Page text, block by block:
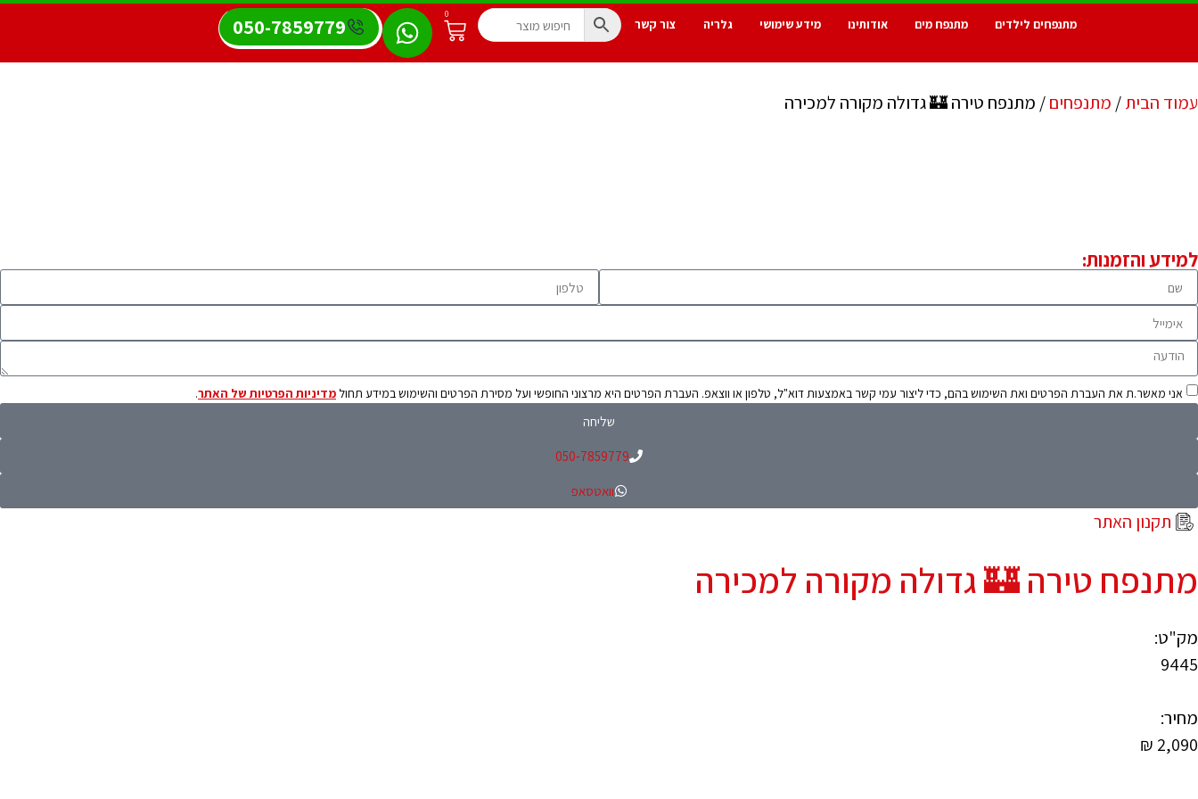
מתנפחים לילדים מתנפח מים אודותינו מידע שימושי גלריה צור קשר
0
050-7859779
עמוד הבית/ מתנפחים/ מתנפח טירה 🏰 גדולה מקורה למכירה
למידע והזמנות:
אני מאשר.ת את העברת הפרטים ואת השימוש בהם, כדי ליצור עמי קשר באמצעות דוא"ל, טלפון או ווצאפ. העברת הפרטים היא מרצוני החופשי ועל מסירת הפרטים והשימוש במידע תחול מדיניות הפרטיות של האתר.
שליחה
050-7859779
וואטסאפ
תקנון האתר
מתנפח טירה 🏰 גדולה מקורה למכירה
מק"ט:
9445
מחיר:
₪ 2,090